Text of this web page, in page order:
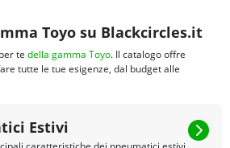
Toyo su Blackcircles.it
te della gamma Toyo. Il catalogo offre
tutte le tue esigenze, dal budget alle
Estivi